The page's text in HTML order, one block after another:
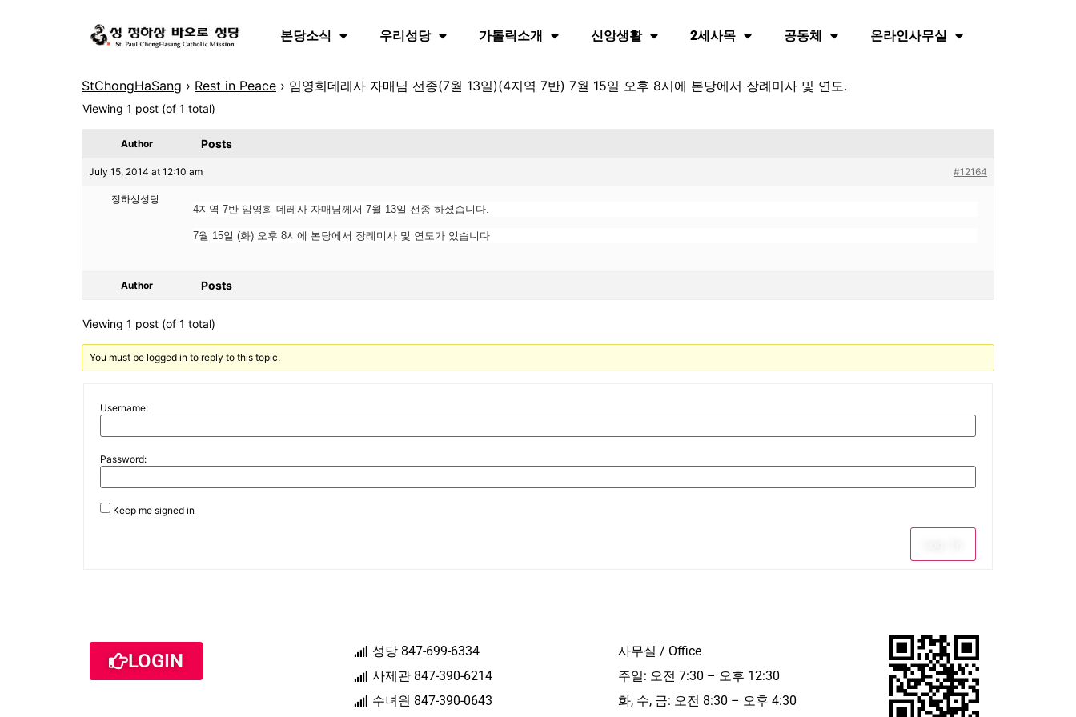
본당소식 우리성당 가톨릭소개 신앙생활 2세사목 공동체 온라인사무실
StChongHaSang › Rest in Peace › 임영희데레사 자매님 선종(7월 13일)(4지역 7반) 7월 15일 오후 8시에 본당에서 장례미사 및 연도.
Viewing 1 post (of 1 total)
Author Posts
July 15, 2014 at 12:10 am #12164
정하상성당
4지역 7반 임영희 데레사 자매님께서 7월 13일 선종 하셨습니다.
7월 15일 (화) 오후 8시에 본당에서 장례미사 및 연도가 있습니다
Author Posts
Viewing 1 post (of 1 total)
You must be logged in to reply to this topic.
Username:
Password:
Keep me signed in
LOGIN
성당 847-699-6334
사제관 847-390-6214
수녀원 847-390-0643
사무실 / Office
주일: 오전 7:30 – 오후 12:30
화, 수, 금: 오전 8:30 – 오후 4:30